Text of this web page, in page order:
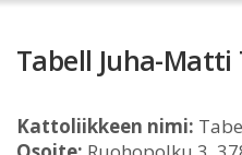
Tabell Juha-Matti
Kattoliikkeen nimi: